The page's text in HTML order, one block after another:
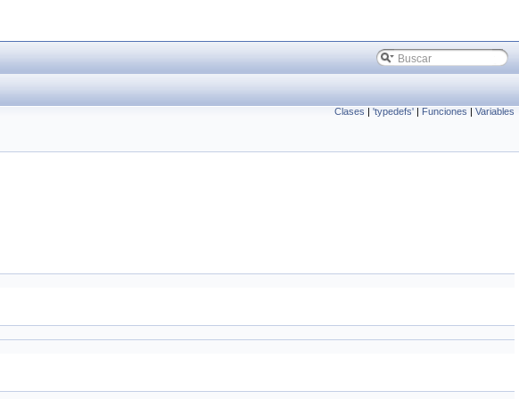
Clases | 'typedefs' | Funciones | Variables